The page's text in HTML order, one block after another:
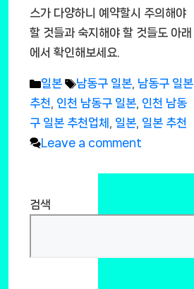
스가 다양하니 예약할시 주의해야
할 것들과 숙지해야 할 것들도 아래
에서 확인해보세요.
Categories
일본 Tags
남동구 일본 남동구 일본
추천
인천 남동구 일본 인천 남동
구 일본 추천업체
일본 일본 추천
Leave a comment
검색